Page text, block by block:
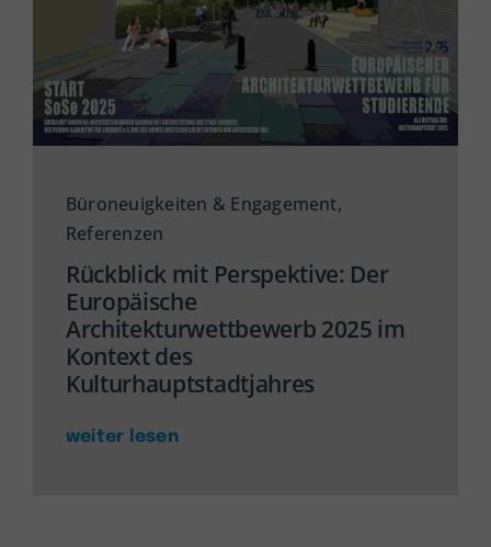
Büroneuigkeiten & Engagement,
Referenzen
Rückblick mit Perspektive: Der
Europäische
Architekturwettbewerb 2025 im
Kontext des
Kulturhauptstadtjahres
weiter lesen